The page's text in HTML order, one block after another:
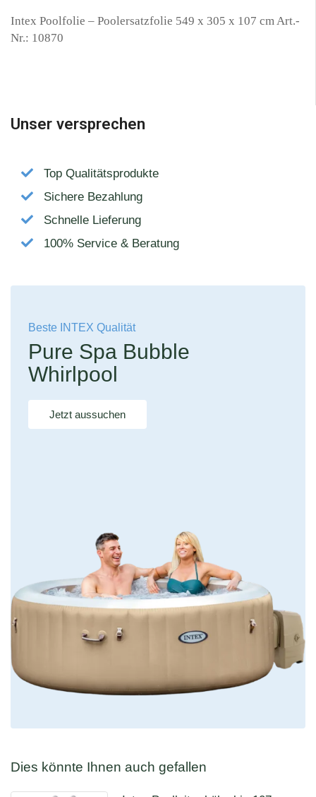
Intex Poolfolie – Poolersatzfolie 549 x 305 x 107 cm Art.-
Nr.: 10870
Unser versprechen
Top Qualitätsprodukte
Sichere Bezahlung
Schnelle Lieferung
100% Service & Beratung
Beste INTEX Qualität
Pure Spa Bubble
Whirlpool
Jetzt aussuchen
Dies könnte Ihnen auch gefallen